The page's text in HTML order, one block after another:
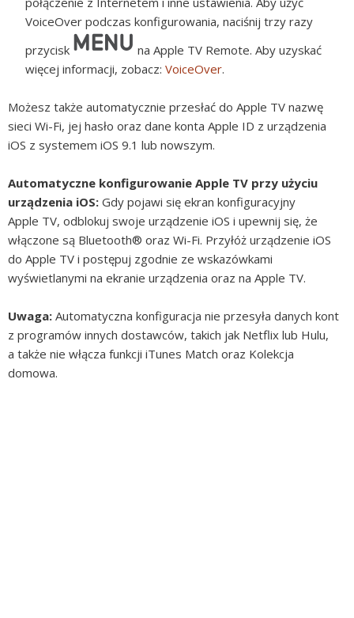
VoiceOver podczas konfigurowania, naciśnij trzy razy
przycisk
na Apple TV Remote. Aby uzyskać
więcej informacji, zobacz: VoiceOver.
Możesz także automatycznie przesłać do Apple TV nazwę
sieci Wi-Fi, jej hasło oraz dane konta Apple ID z urządzenia
iOS z systemem iOS 9.1 lub nowszym.
Automatyczne konfigurowanie Apple TV przy użyciu
urządzenia iOS: Gdy pojawi się ekran konfiguracyjny
Apple TV, odblokuj swoje urządzenie iOS i upewnij się, że
włączone są Bluetooth® oraz Wi-Fi. Przyłóż urządzenie iOS
do Apple TV i postępuj zgodnie ze wskazówkami
wyświetlanymi na ekranie urządzenia oraz na Apple TV.
Uwaga: Automatyczna konfiguracja nie przesyła danych kont
z programów innych dostawców, takich jak Netflix lub Hulu,
a także nie włącza funkcji iTunes Match oraz Kolekcja
domowa.